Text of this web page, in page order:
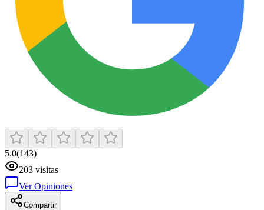
5.0(143)
203 visitas
Ver Opiniones
Compartir